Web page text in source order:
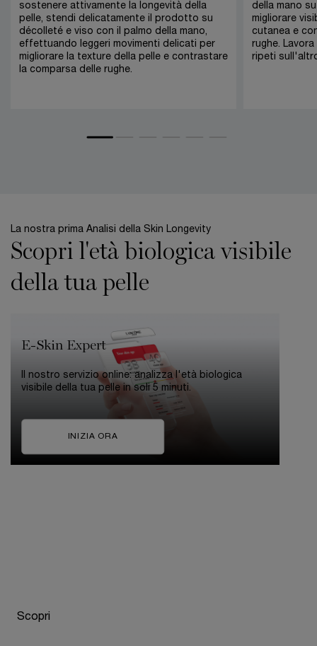
sostenere attivamente la longevità della
pelle, stendi delicatamente il prodotto su
décolleté e viso con il palmo della mano,
effettuando leggeri movimenti delicati per
migliorare la texture della pelle e contrastare
la comparsa delle rughe.
della mano
migliorare
cutanea e
rughe.
ripeti
La nostra prima Analisi della Skin Longevity
Scopri l'età biologica visibile
della tua pelle
E-Skin Expert
Il nostro servizio online: analizza l'età biologica
visibile della tua pelle in soli 5 minuti.
INIZIA ORA
Scopri